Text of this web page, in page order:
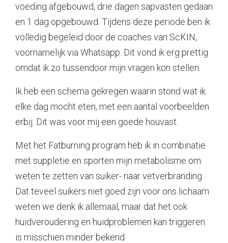
voeding afgebouwd, drie dagen sapvasten gedaan
en 1 dag opgebouwd. Tijdens deze periode ben ik
volledig begeleid door de coaches van ScKIN,
voornamelijk via Whatsapp. Dit vond ik erg prettig
omdat ik zo tussendoor mijn vragen kon stellen.
Ik heb een schema gekregen waarin stond wat ik
elke dag mocht eten, met een aantal voorbeelden
erbij. Dit was voor mij een goede houvast.
Met het Fatburning program heb ik in combinatie
met suppletie en sporten mijn metabolisme om
weten te zetten van suiker- naar vetverbranding.
Dat teveel suikers niet goed zijn voor ons lichaam
weten we denk ik allemaal, maar dat het ook
huidveroudering en huidproblemen kan triggeren
is misschien minder bekend.